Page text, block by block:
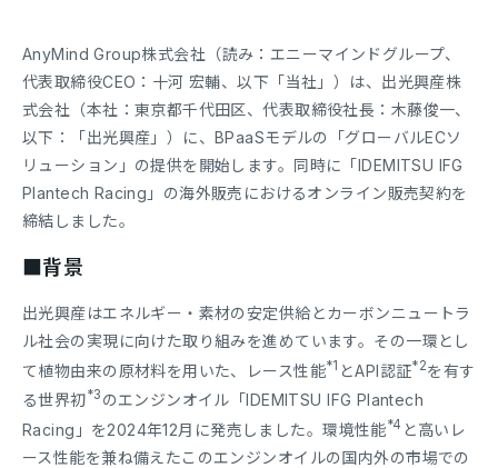
AnyMind Group株式会社（読み：エニーマインドグループ、
代表取締役CEO：十河 宏輔、以下「当社」）は、出光興産株
式会社（本社：東京都千代田区、代表取締役社長：木藤俊一、
以下：「出光興産」）に、BPaaSモデルの「グローバルECソ
リューション」の提供を開始します。同時に「IDEMITSU IFG
Plantech Racing」の海外販売におけるオンライン販売契約を
締結しました。
■背景
出光興産はエネルギー・素材の安定供給とカーボンニュートラ
ル社会の実現に向けた取り組みを進めています。その一環とし
て植物由来の原材料を用いた、レース性能*1 とAPI認証*2を有す
る世界初*3 のエンジンオイル「IDEMITSU IFG Plantech
Racing」を2024年12月に発売しました。環境性能*4 と高いレ
ース性能を兼ね備えたこのエンジンオイルの国内外の市場での